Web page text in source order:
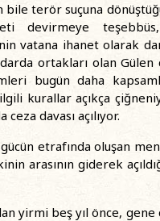
bile terör suçuna
devirmeye
vatana ihanet olarak
ortakları olan Gülen
bugün daha
kurallar açıkça
davası açılıyor.
etrafında oluşan
arasının giderek
yirmi beş yıl önce,